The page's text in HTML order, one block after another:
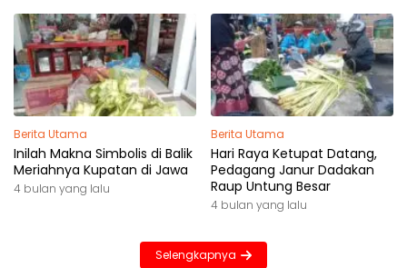
Berita Utama
Inilah Makna Simbolis di Balik
Meriahnya Kupatan di Jawa
4 bulan yang lalu
Berita Utama
Hari Raya Ketupat Datang,
Pedagang Janur Dadakan
Raup Untung Besar
4 bulan yang lalu
Selengkapnya